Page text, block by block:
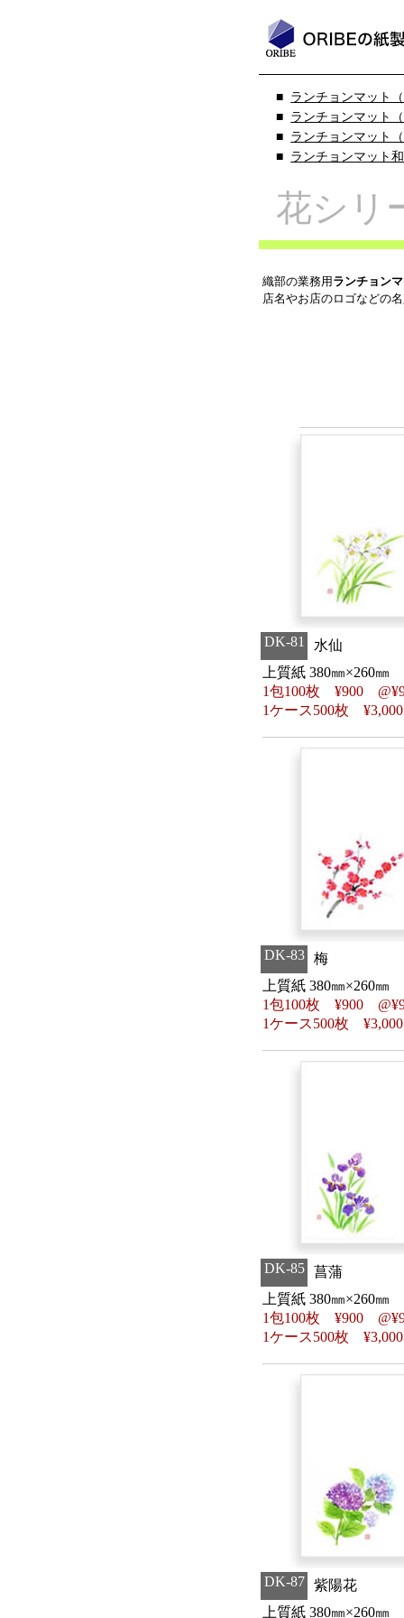
ランチョンマット
ランチョンマット
ランチョンマット
ランチョンマット
花シリ
織部の業務用 ランチョン
店名やお店のロゴなどの
DK-81
水仙
上質紙 380㎜×260㎜
1包100枚 ¥900 @¥
1ケース500枚 ¥
DK-83
梅
上質紙 380㎜×260㎜
1包100枚 ¥900 @¥
1ケース500枚 ¥
DK-85
菖蒲
上質紙 380㎜×260㎜
1包100枚 ¥900 @¥
1ケース500枚 ¥
DK-87
紫陽花
上質紙 380㎜×260㎜